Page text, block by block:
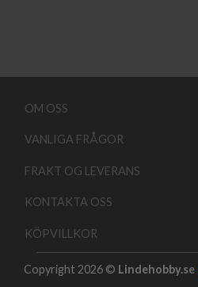
OM OSS
VANLIGA FRÅGOR
FRAKT OG LEVERANS
KONTAKTA OSS
KÖPVILLKOR
Copyright 2026 © Lindehobby.se